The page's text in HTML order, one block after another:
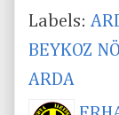
Labels:
BEYKOZ
ARDA